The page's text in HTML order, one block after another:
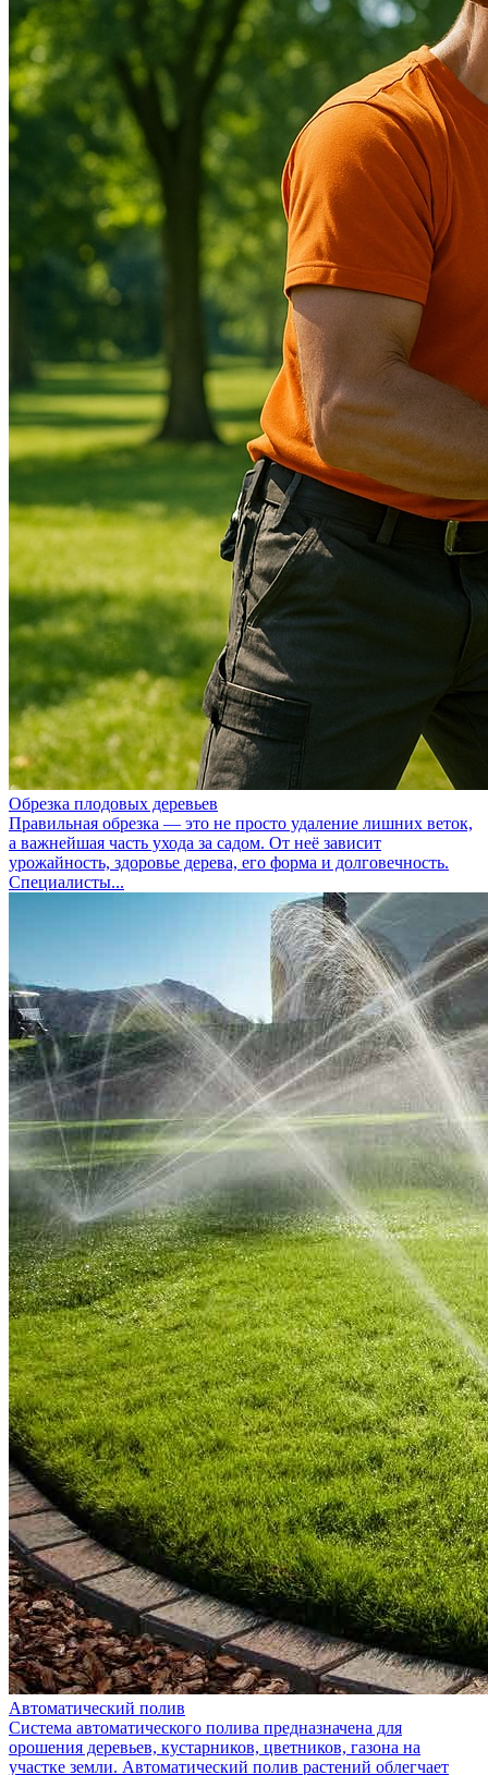
Обрезка плодовых деревьев
Правильная обрезка — это не просто удаление лишних веток,
а важнейшая часть ухода за садом. От неё зависит
урожайность, здоровье дерева, его форма и долговечность.
Специалисты...
Автоматический полив
Система автоматического полива предназначена для
орошения деревьев, кустарников, цветников, газона на
участке земли. Автоматический полив растений облегчает